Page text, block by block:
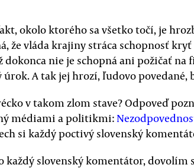
okolo ktorého sa všetko točí, je
že vláda krajiny stráca schopnosť
dokonca nie je schopná ani požičať
A tak jej hrozí, ľudovo povedané,
v takom zlom stave? Odpoveď
médiami a politikmi:
si každý poctivý slovenský
každý slovenský komentátor,